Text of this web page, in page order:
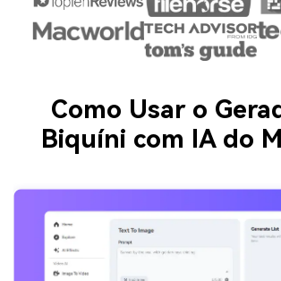
Como Usar o
Biquíni com IA do